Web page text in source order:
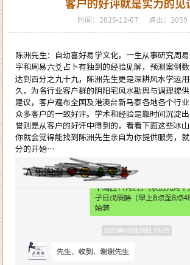
时间：2025-12-07 点击：2059
陈洲先生：自幼喜好易学文化，一生从事研究周
字和周易六爻占卜有独到的经验见解，预测案例
达到百分之九十九，陈洲先生更是深耕风水学运
久，为各行业客户群的阴阳宅风水勘舆与调理提
建议，客户遍布全国及港澳台新马泰各地各个行
众多客户的一致好评。学术和经验是靠时间沉淀
誉则是从客户的好评中得到的，看看下面这些冰山
你就会觉得能找到陈洲先生亲自为你提供服务，
分的开始…